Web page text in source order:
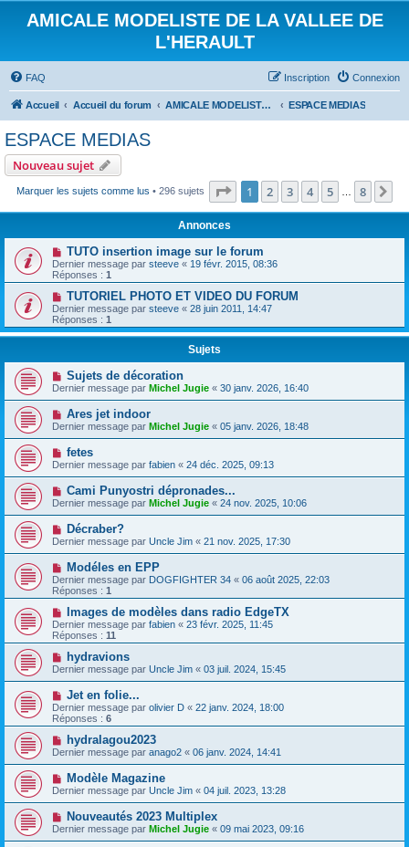
AMICALE MODELISTE DE LA VALLEE DE
L'HERAULT
FAQ Connexion
Inscription
Accueil Accueil du forum AMICALE MODELISTE DE LA VALLEE DE L'HERAULT ESPACE MEDIAS
ESPACE MEDIAS
Nouveau sujet
Marquer les sujets comme lus • 296 sujets Page 1sur8
1 2 3 4 5 8
Annonces
TUTO insertion image sur le forum
Dernier message par steeve « 19 févr. 2015, 08:36
Réponses : 1
TUTORIEL PHOTO ET VIDEO DU FORUM
Dernier message par steeve « 28 juin 2011, 14:47
Réponses : 1
Sujets
Sujets de décoration
Dernier message par Michel Jugie « 30 janv. 2026, 16:40
Ares jet indoor
Dernier message par Michel Jugie « 05 janv. 2026, 18:48
fetes
Dernier message par fabien « 24 déc. 2025, 09:13
Cami Punyostri dépronades...
Dernier message par Michel Jugie « 24 nov. 2025, 10:06
Décraber?
Dernier message par Uncle Jim « 21 nov. 2025, 17:30
Modéles en EPP
Dernier message par DOGFIGHTER 34 « 06 août 2025, 22:03
Réponses : 1
Images de modèles dans radio EdgeTX
Dernier message par fabien « 23 févr. 2025, 11:45
Réponses : 11
hydravions
Dernier message par Uncle Jim « 03 juil. 2024, 15:45
Jet en folie...
Dernier message par olivier D « 22 janv. 2024, 18:00
Réponses : 6
hydralagou2023
Dernier message par anago2 « 06 janv. 2024, 14:41
Modèle Magazine
Dernier message par Uncle Jim « 04 juil. 2023, 13:28
Nouveautés 2023 Multiplex
Dernier message par Michel Jugie « 09 mai 2023, 09:16